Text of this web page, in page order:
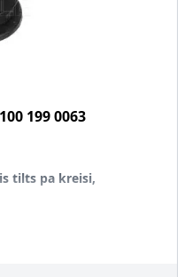
100 199 0063
tilts pa kreisi,